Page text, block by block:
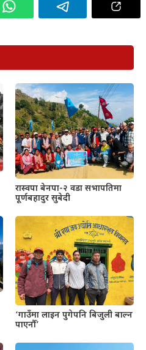
रास्वपा बेनपा-२ वडा सभापतिमा
पूर्णबहादुर सुबेदी
‘गाउँमा लाइन पुगेपनि बिजुली बाल्न
पाएनौँ’